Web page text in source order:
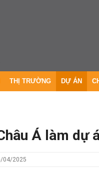
THỊ TRƯỜNG DỰ ÁN
Á làm dự
04/2025